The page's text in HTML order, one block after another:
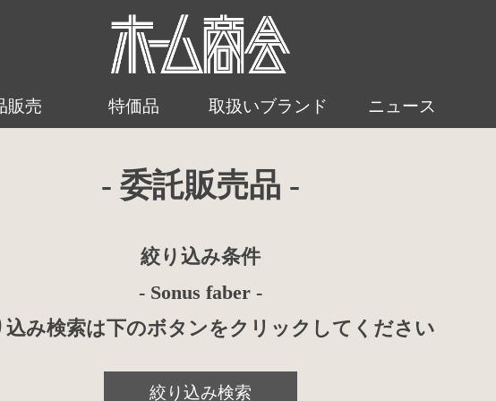
販売 特価品 取扱いブランド ニュース
- 委託販売品 -
絞り込み条件
- Sonus faber -
込み検索は下のボタンをクリックしてください
絞り込み検索